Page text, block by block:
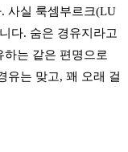
사실 룩셈부르크(LU
다. 숨은 경유지라고
하는 같은 편명으로
유는 맞고, 꽤 오래 걸